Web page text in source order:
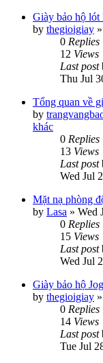
Giày bảo hộ lót
by thegioigiay »
0 Replies
12 Views
Last post
Thu Jul
Tổng quan về
by
khác
0 Replies
13 Views
Last post
Wed Jul
Mặt nạ phòng
by Lasa » Wed
0 Replies
15 Views
Last post
Wed Jul
Giày bảo hộ
by thegioigiay »
0 Replies
14 Views
Last post
Tue Jul